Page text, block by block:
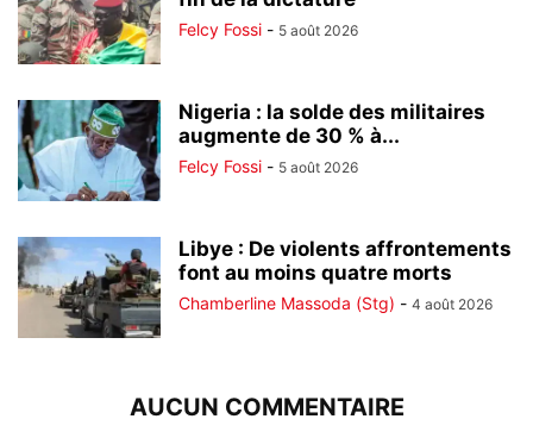
Felcy Fossi - 5 août 2026
Nigeria : la solde des militaires
augmente de 30 % à...
Felcy Fossi - 5 août 2026
Libye : De violents affrontements
font au moins quatre morts
Chamberline Massoda (Stg) - 4 août 2026
AUCUN COMMENTAIRE